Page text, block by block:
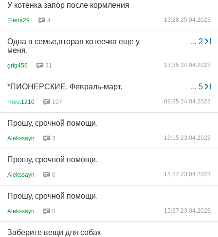
У котенка запор после кормления
Elena29 4 13:28 25.04.2023
... 2
Одна в семье,вторая котеечка еще у
меня.
grig456 31 13:35 24.04.2023
... 5
*ПИОНЕРСКИЕ. Февраль-март.
Ника1210 107 09:35 24.04.2023
Прошу, срочной помощи.
Alekssayh 3 16:15 23.04.2023
Прошу, срочной помощи.
Alekssayh 0 15:37 23.04.2023
Прошу, срочной помощи.
Alekssayh 0 15:37 23.04.2023
Заберите вещи для собак